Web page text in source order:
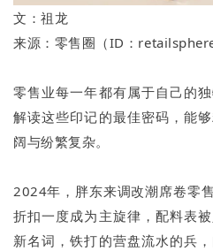
文：祖龙
来源：零售圈（ID：retailsphere
零售业每一年都有属于自己的
解读这些印记的最佳密码，能
阔与纷繁复杂。
2024年，胖东来调改潮席卷零
折扣一度成为主旋律，配料表
新名词，铁打的营盘流水的兵